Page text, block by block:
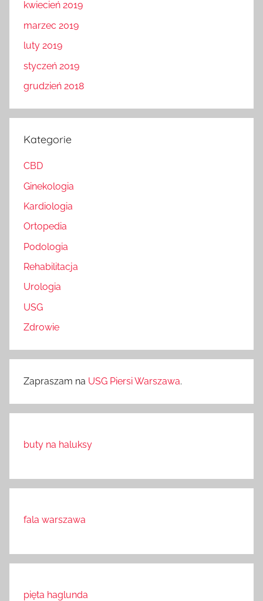
kwiecień 2019
marzec 2019
luty 2019
styczeń 2019
grudzień 2018
Kategorie
CBD
Ginekologia
Kardiologia
Ortopedia
Podologia
Rehabilitacja
Urologia
USG
Zdrowie
Zapraszam na USG Piersi Warszawa.
buty na haluksy
fala warszawa
pięta haglunda